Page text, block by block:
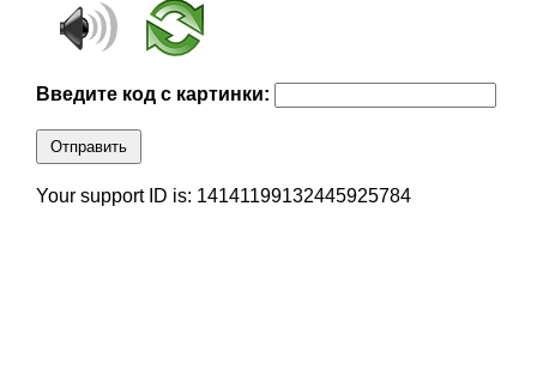
Введите код с картинки:
Отправить
Your support ID is: 14141199132445925784